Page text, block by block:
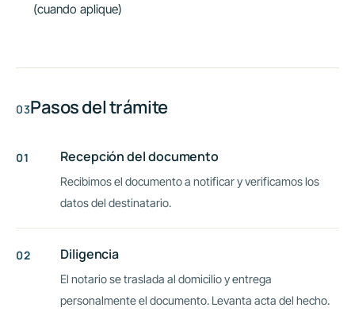
(cuando aplique)
Pasos del trámite
Recepción del documento
Recibimos el documento a notificar y verificamos los
datos del destinatario.
Diligencia
El notario se traslada al domicilio y entrega
personalmente el documento. Levanta acta del hecho.